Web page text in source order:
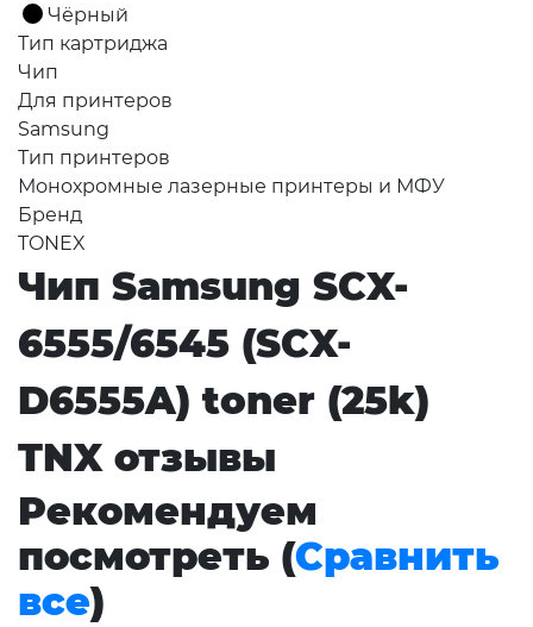
Чёрный
Тип картриджа
Чип
Для принтеров
Samsung
Тип принтеров
Монохромные лазерные принтеры и МФУ
Бренд
TONEX
Чип Samsung SCX-
6555/6545 (SCX-
D6555A) toner (25k)
TNX отзывы
Рекомендуем
посмотреть (Сравнить
все)